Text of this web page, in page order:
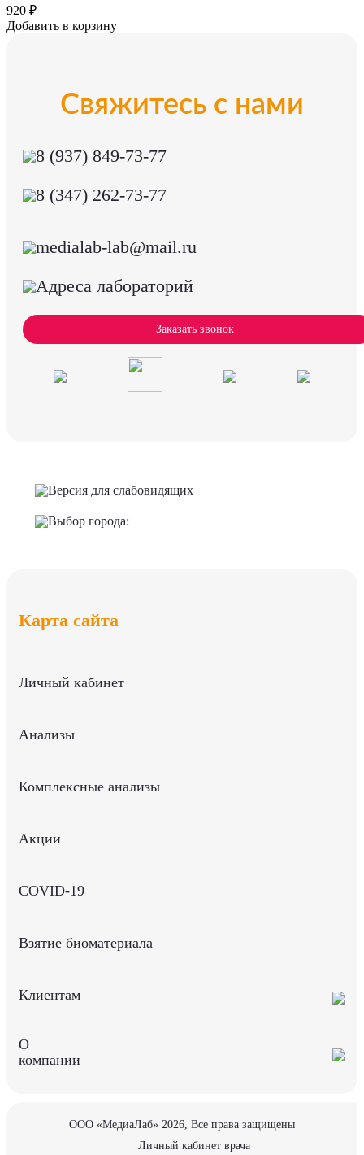
920 ₽
Добавить в корзину
Свяжитесь с нами
8 (937) 849-73-77
8 (347) 262-73-77
medialab-lab@mail.ru
Адреса лабораторий
Заказать звонок
Версия для слабовидящих
Выбор города:
Карта сайта
Личный кабинет
Анализы
Комплексные анализы
Акции
COVID-19
Взятие биоматериала
Клиентам
О
компании
ООО «МедиаЛаб» 2026, Все права защищены
Личный кабинет врача